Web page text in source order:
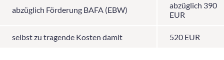
abzüglich Förderung BAFA (EBW)
abzüglich 390
EUR
selbst zu tragende Kosten damit 520 EUR